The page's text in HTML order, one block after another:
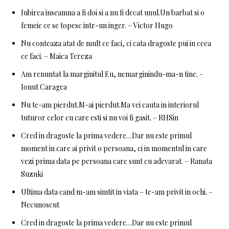
Iubirea inseamna a fi doi si a nu fi decat unul.Un barbat si o
femeie ce se topesc intr-un inger. – Victor Hugo
Nu conteaza atat de mult ce faci, ci cata dragoste pui in ceea
ce faci. – Maica Tereza
Am renuntat la marginitul Eu, nemarginindu-ma-n tine. –
Ionut Caragea
Nu te-am pierdut.M-ai pierdut.Ma vei cauta in interiorul
tuturor celor cu care esti si nu voi fi gasit. – RHSin
Cred in dragoste la prima vedere…Dar nu este primul
moment in care ai privit o persoana, ci in momentul in care
vezi prima data pe persoana care sunt cu adevarat. – Ranata
Suzuki
Ultima data cand m-am simtit in viata – te-am privit in ochi. –
Necunoscut
Cred in dragoste la prima vedere…Dar nu este primul